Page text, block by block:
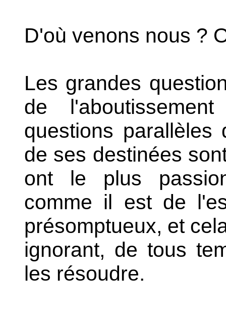
D'où venons nous ?
Les grandes
de
questions
de ses destinées
ont le plus
comme il est de
présomptueux, et
ignorant, de tous
les résoudre.